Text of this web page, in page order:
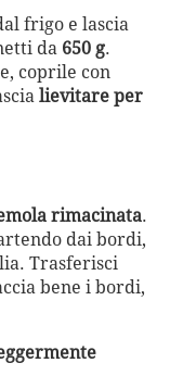
frigo e lascia
da 650 g.
coprile con
lievitare per
rimacinata.
dai bordi,
Trasferisci
bene i bordi,